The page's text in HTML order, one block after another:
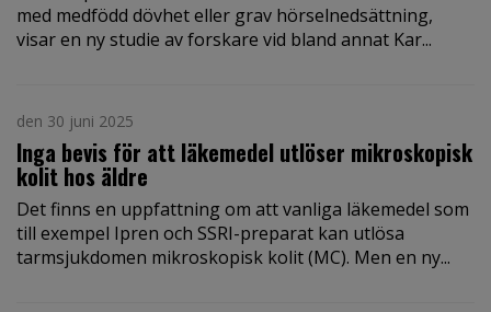
med medfödd dövhet eller grav hörselnedsättning,
visar en ny studie av forskare vid bland annat Kar...
den 30 juni 2025
Inga bevis för att läkemedel utlöser mikroskopisk
kolit hos äldre
Det finns en uppfattning om att vanliga läkemedel som
till exempel Ipren och SSRI-preparat kan utlösa
tarmsjukdomen mikroskopisk kolit (MC). Men en ny...